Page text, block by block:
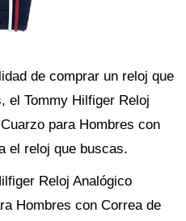
de comprar un reloj que
el Tommy Hilfiger Reloj
para Hombres con
el reloj que buscas.
Reloj Analógico
Hombres con Correa de